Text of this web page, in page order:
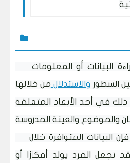
البيانات أو المعلومات
السطور والاستدلال من خلالها
في أحد الأبعاد المتعلقة
البيانات المتوافرة خلال
تجعل الفرد يولد أفكارًا أو